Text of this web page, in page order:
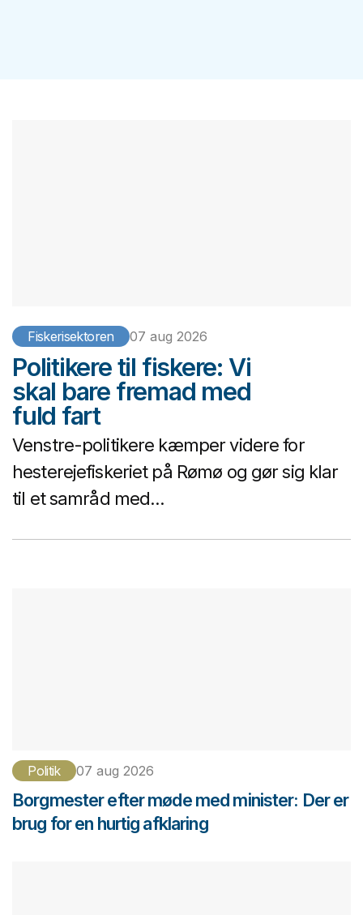
Fiskerisektoren 07 aug 2026
Politikere til fiskere: Vi
skal bare fremad med
fuld fart
Venstre-politikere kæmper videre for
hesterejefiskeriet på Rømø og gør sig klar
til et samråd med...
Politik 07 aug 2026
Borgmester efter møde med minister: Der er
brug for en hurtig afklaring